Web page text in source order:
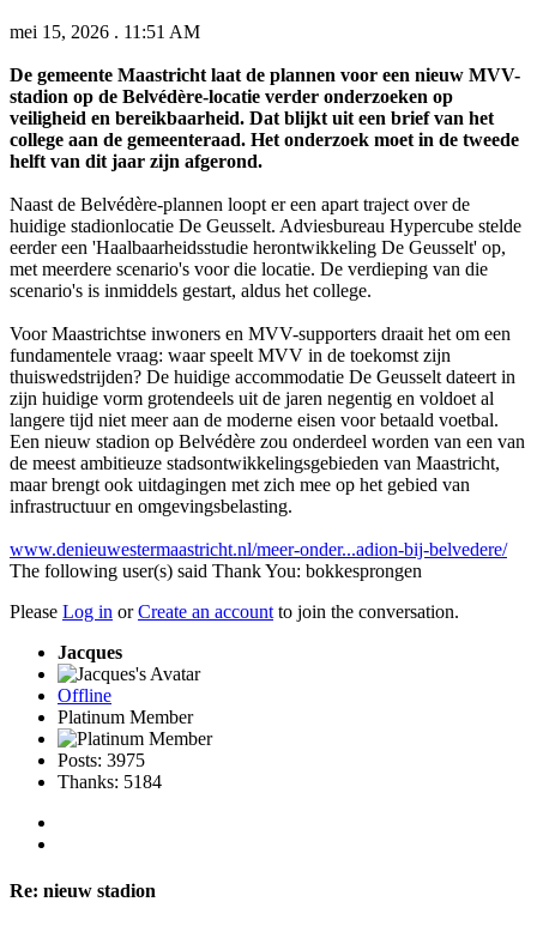
mei 15, 2026 . 11:51 AM
De gemeente Maastricht laat de plannen voor een nieuw MVV-
stadion op de Belvédère-locatie verder onderzoeken op
veiligheid en bereikbaarheid. Dat blijkt uit een brief van het
college aan de gemeenteraad. Het onderzoek moet in de tweede
helft van dit jaar zijn afgerond.
Naast de Belvédère-plannen loopt er een apart traject over de
huidige stadionlocatie De Geusselt. Adviesbureau Hypercube stelde
eerder een 'Haalbaarheidsstudie herontwikkeling De Geusselt' op,
met meerdere scenario's voor die locatie. De verdieping van die
scenario's is inmiddels gestart, aldus het college.
Voor Maastrichtse inwoners en MVV-supporters draait het om een
fundamentele vraag: waar speelt MVV in de toekomst zijn
thuiswedstrijden? De huidige accommodatie De Geusselt dateert in
zijn huidige vorm grotendeels uit de jaren negentig en voldoet al
langere tijd niet meer aan de moderne eisen voor betaald voetbal.
Een nieuw stadion op Belvédère zou onderdeel worden van een van
de meest ambitieuze stadsontwikkelingsgebieden van Maastricht,
maar brengt ook uitdagingen met zich mee op het gebied van
infrastructuur en omgevingsbelasting.
www.denieuwestermaastricht.nl/meer-onder...adion-bij-belvedere/
The following user(s) said Thank You: bokkesprongen
Please Log in orCreate an account to join the conversation.
Jacques
Offline
Platinum Member
Posts: 3975
Thanks: 5184
Re: nieuw stadion